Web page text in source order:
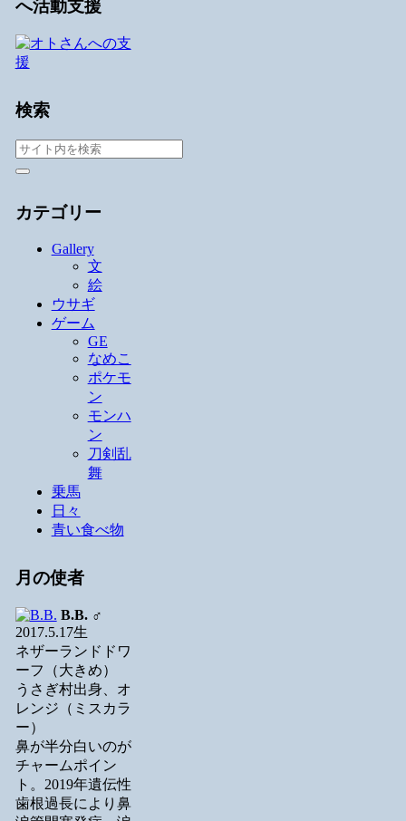
へ活動支援
検索
カテゴリー
Gallery
文
絵
ウサギ
ゲーム
GE
なめこ
ポケモ
ン
モンハ
ン
刀剣乱
舞
乗馬
日々
青い食べ物
月の使者
B.B.♂
2017.5.17生
ネザーランドドワ
ーフ（大きめ）
うさぎ村出身、オ
レンジ（ミスカラ
ー）
鼻が半分白いのが
チャームポイン
ト。2019年遺伝性
歯根過長により鼻